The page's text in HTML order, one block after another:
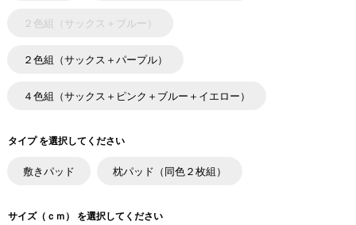
２色組（サックス＋ブルー）
２色組（サックス＋パープル）
４色組（サックス＋ピンク＋ブルー＋イエロー）
タイプ を選択してください
敷きパッド 枕パッド（同色２枚組）
サイズ（ｃｍ） を選択してください